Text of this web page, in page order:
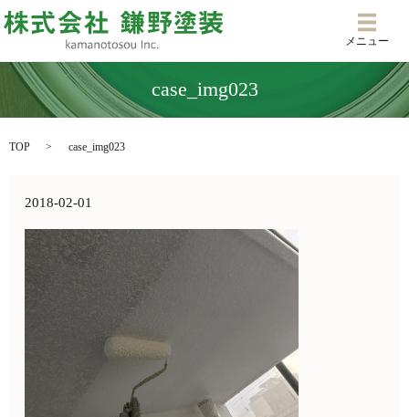
メニ
メニュー
case_img023
TOP case_img023
2018-02-01